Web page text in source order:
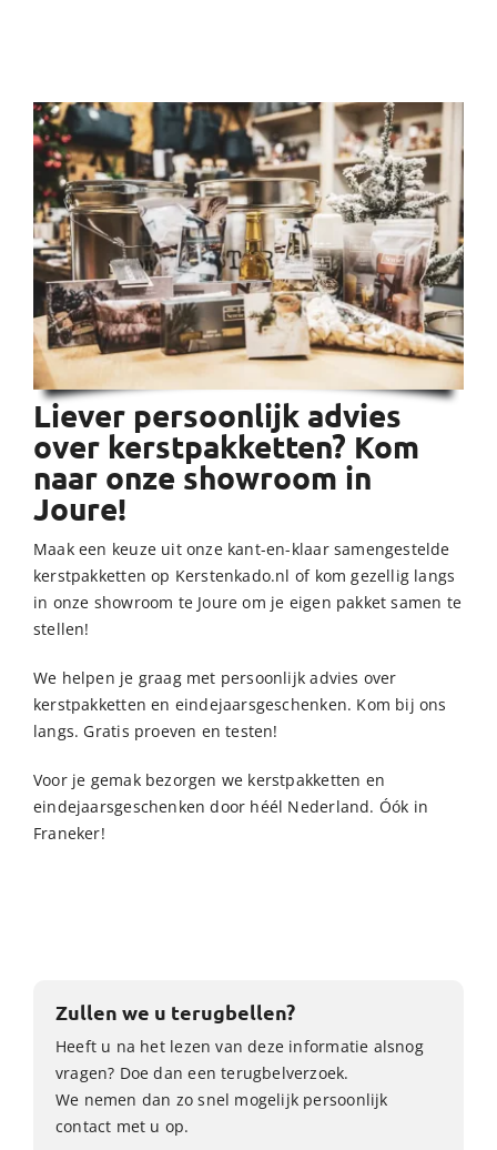
Liever persoonlijk advies
over kerstpakketten? Kom
naar onze showroom in
Joure!
Maak een keuze uit onze kant-en-klaar samengestelde
kerstpakketten op Kerstenkado.nl of kom gezellig langs
in onze showroom te Joure om je eigen pakket samen te
stellen!
We helpen je graag met persoonlijk advies over
kerstpakketten en eindejaarsgeschenken. Kom bij ons
langs. Gratis proeven en testen!
Voor je gemak bezorgen we kerstpakketten en
eindejaarsgeschenken door héél Nederland. Óók in
Franeker!
Zullen we u terugbellen?
Heeft u na het lezen van deze informatie alsnog
vragen? Doe dan een terugbelverzoek.
We nemen dan zo snel mogelijk persoonlijk
contact met u op.